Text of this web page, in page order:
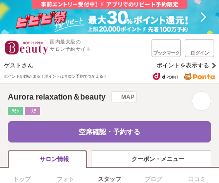
国内最大級の
サロン予約サイト
ブックマーク ログイン
ゲストさん ポイントを表示する
ポイントが1%たまる！ ポイントはサロン予約でつかえる！
Aurora relaxation＆beauty MAP
ﾘﾗｸ ｴｽﾃ
空席確認・予約する
サロン情報 クーポン・メニュー
トップ フォト スタッフ ブログ 口コミ